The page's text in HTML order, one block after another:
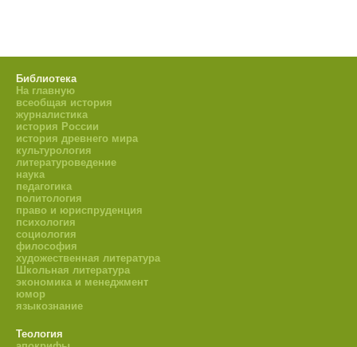
Библиотека
На главную
всеобщая история
журналистика
история России
история древнего мира
культурология
литературоведение
наука
педагогика
политология
право и юриспруденция
психология
социология
философия
художественная литература
Школьная литература
экономика и менеджмент
юмор
языкознание
Теология